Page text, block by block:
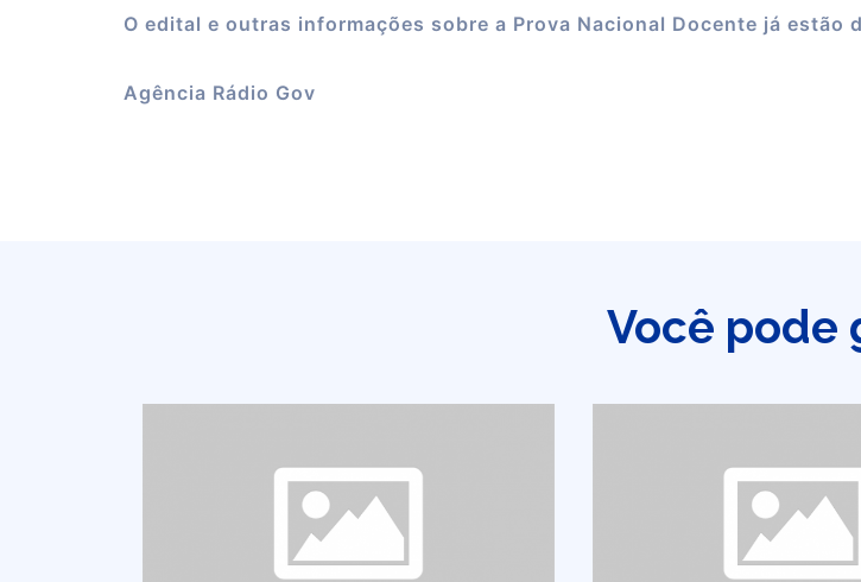
O edital e outras informações sobre a Prova Nacional Docente já estão
Agência Rádio Gov
Você pode